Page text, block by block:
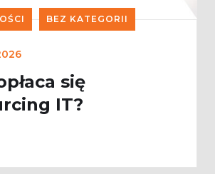
BEZ KATEGORII
się
IT?